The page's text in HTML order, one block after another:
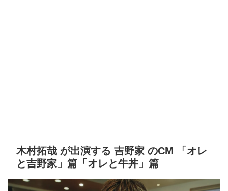
木村拓哉 が出演する 吉野家 のCM 「オレ
と吉野家」篇「オレと牛丼」篇